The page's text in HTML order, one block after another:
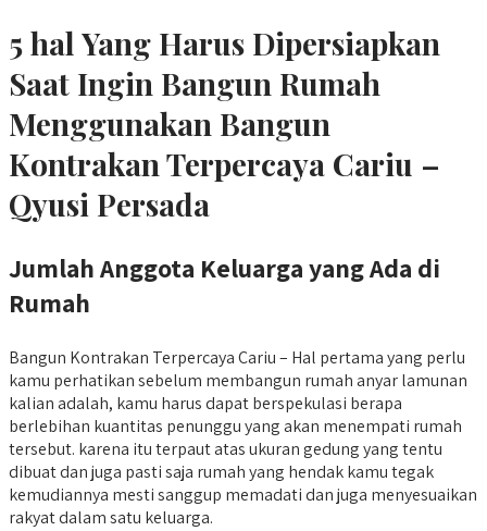
5 hal Yang Harus Dipersiapkan
Saat Ingin Bangun Rumah
Menggunakan Bangun
Kontrakan Terpercaya Cariu –
Qyusi Persada
Jumlah Anggota Keluarga yang Ada di
Rumah
Bangun Kontrakan Terpercaya Cariu – Hal pertama yang perlu
kamu perhatikan sebelum membangun rumah anyar lamunan
kalian adalah, kamu harus dapat berspekulasi berapa
berlebihan kuantitas penunggu yang akan menempati rumah
tersebut. karena itu terpaut atas ukuran gedung yang tentu
dibuat dan juga pasti saja rumah yang hendak kamu tegak
kemudiannya mesti sanggup memadati dan juga menyesuaikan
rakyat dalam satu keluarga.